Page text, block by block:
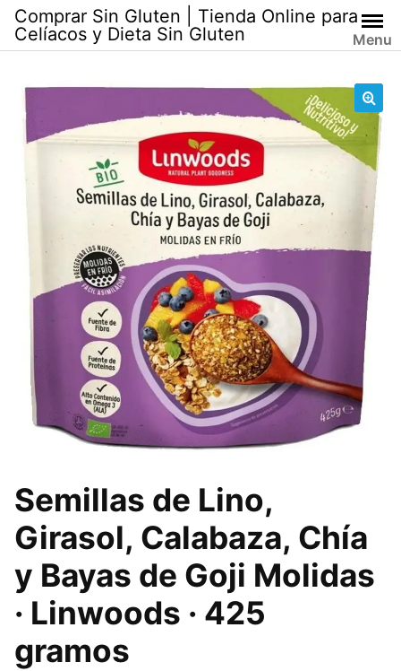
Skip
content
Comprar Sin Gluten | Tienda Online para
Celíacos y Dieta Sin Gluten
Menu
🔍
Semillas de Lino,
Girasol, Calabaza, Chía
y Bayas de Goji Molidas
· Linwoods · 425
gramos